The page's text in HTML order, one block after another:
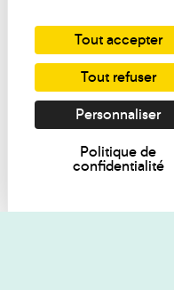
Tout accepter
Tout refuser
Personnaliser
Politique de
confidentialité